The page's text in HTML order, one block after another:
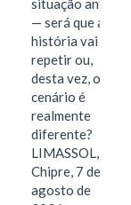
situação antes
— será que a
história vai se
repetir ou,
desta vez, o
cenário é
realmente
diferente?
LIMASSOL,
Chipre, 7 de
agosto de